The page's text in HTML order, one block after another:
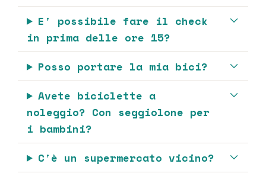
E' possibile fare il check
in prima delle ore 15?
Posso portare la mia bici?
Avete biciclette a
noleggio? Con seggiolone per
i bambini?
C'è un supermercato vicino?